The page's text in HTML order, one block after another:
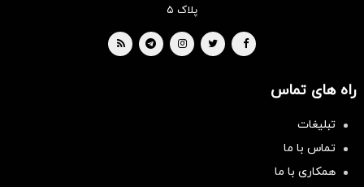
پلاک ۵
راه های تماس
تبلیغات
تماس با ما
همکاری با ما